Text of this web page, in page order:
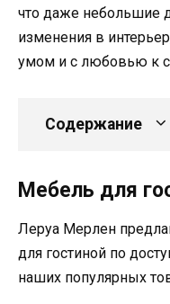
что даже небольшие
изменения в
умом и с любовью к
Содержание
Мебель для
Леруа Мерлен
для гостиной по
наших популярных